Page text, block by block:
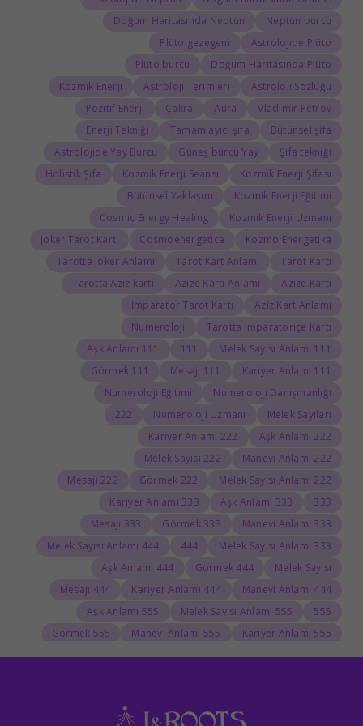
Neptün burcu
Doğum Haritasında Neptün
Astrolojide Plüto
Plüto gezegeni
Doğum Haritasında Plüto
Plüto burcu
Astroloji Sözlüğü
Astroloji Terimleri
Kozmik Enerji
Vladimir Petrov
Aura
Çakra
Pozitif Enerji
Bütünsel şifa
Tamamlayıcı şifa
Enerji Tekniği
Şifa tekniği
Güneş burcu Yay
Astrolojide Yay Burcu
Kozmik Enerji Şifası
Kozmik Enerji Seansı
Holistik Şifa
Kozmik Enerji Eğitimi
Bütünsel Yaklaşım
Kozmik Enerji Uzmanı
Cosmic Energy Healing
Kozmo Energetika
Cosmoenergetica
Joker Tarot Kartı
Tarot Kartı
Tarot Kart Anlamı
Tarotta Joker Anlamı
Azize Kartı
Azize Kartı Anlamı
Tarotta Aziz kartı
Aziz Kart Anlamı
İmparator Tarot Kartı
Tarotta İmparatoriçe Kartı
Numeroloji
111 Melek Sayısı Anlamı
111
111 Aşk Anlamı
111 Kariyer Anlamı
111 Mesajı
111 Görmek
Numeroloji Danışmanlığı
Numeroloji Eğitimi
Melek Sayıları
Numeroloji Uzmanı
222
222 Aşk Anlamı
222 Kariyer Anlamı
222 Manevi Anlamı
222 Melek Sayısı
222 Melek Sayısı Anlamı
222 Görmek
222 Mesajı
333
333 Aşk Anlamı
333 Kariyer Anlamı
333 Manevi Anlamı
333 Görmek
333 Mesajı
333 Melek Sayısı Anlamı
444
444 Melek Sayısı Anlamı
Melek Sayısı
444 Görmek
444 Aşk Anlamı
444 Manevi Anlamı
444 Kariyer Anlamı
444 Mesajı
555
555 Melek Sayısı Anlamı
555 Aşk Anlamı
555 Kariyer Anlamı
555 Manevi Anlamı
555 Görmek
666
666 Görmek
666 Melek Sayısı
666 Anlamı
000
000 Anlamı
000 Görmek